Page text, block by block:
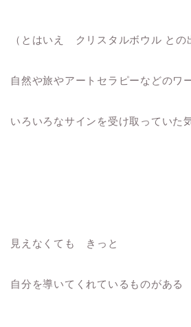
（とはいえ クリスタルボウル との
自然や旅やアートセラピーなどのワ
いろいろなサインを受け取っていた
見えなくても きっと
自分を導いてくれているものがある